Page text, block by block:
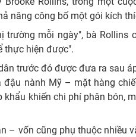
năng công bố một gói kích
trường mỗi ngày", bà
thực hiện được".
trước đó được đưa ra sau
đậu nành Mỹ – mặt hàng
khẩu khiến chi phí phân bón,
– vốn cũng phụ thuộc